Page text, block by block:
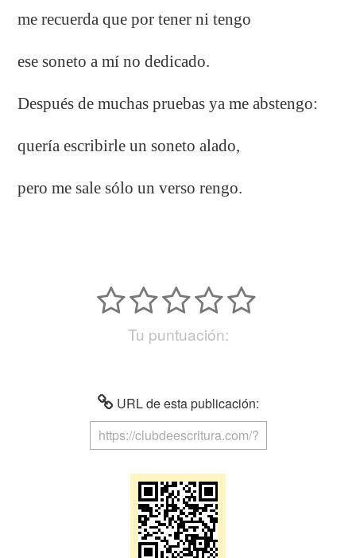
me recuerda que por tener ni tengo
ese soneto a mí no dedicado.
Después de muchas pruebas ya me abstengo:
quería escribirle un soneto alado,
pero me sale sólo un verso rengo.
Tu puntuación:
URL de esta publicación: